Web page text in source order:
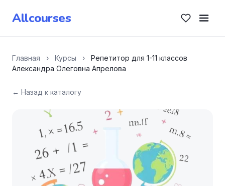
Allcourses
Главная › Курсы ›
Репетитор для 1-11 классов
Александра Олеговна Апрелова
← Назад к каталогу